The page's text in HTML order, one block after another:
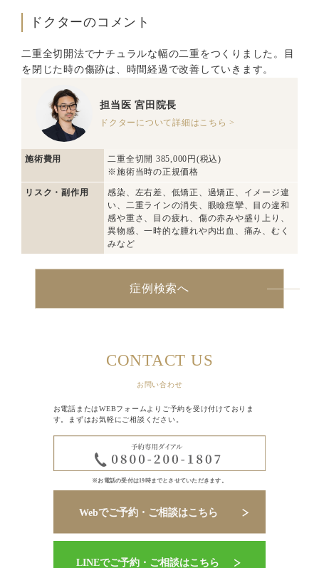
ドクターのコメント
二重全切開法でナチュラルな幅の二重をつくりました。目
を閉じた時の傷跡は、時間経過で改善していきます。
担当医 宮田院長
ドクターについて詳細はこちら >
施術費用
二重全切開 385,000円(税込)
※施術当時の正規価格
リスク・副作用
感染、左右差、低矯正、過矯正、イメージ違
い、二重ラインの消失、眼瞼痙攣、目の違和
感や重さ、目の疲れ、傷の赤みや盛り上り、
異物感、一時的な腫れや内出血、痛み、むく
みなど
症例検索へ
CONTACT US
お問い合わせ
お電話またはWEBフォームよりご予約を受け付けておりま
す。まずはお気軽にご相談ください。
※お電話の受付は19時までとさせていただきます。